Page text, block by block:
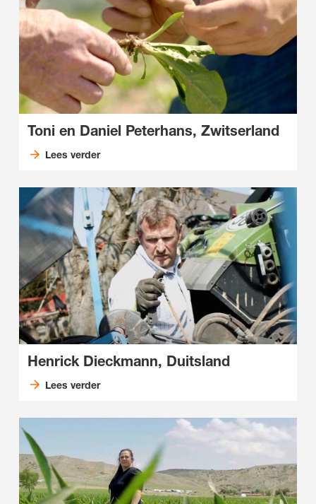
Toni en Daniel Peterhans, Zwitserland
Lees verder
Henrick Dieckmann, Duitsland
Lees verder